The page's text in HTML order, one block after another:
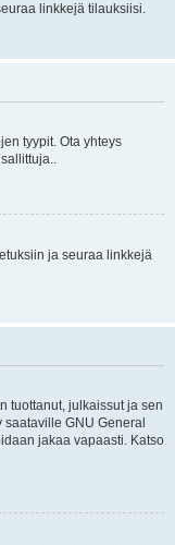
linkkejä tilauksiisi.
tyypit. Ota yhteys
ja seuraa linkkejä
tuottanut, julkaissut ja sen
saataville GNU General
jakaa vapaasti. Katso